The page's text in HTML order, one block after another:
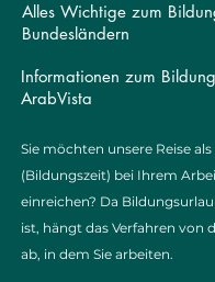
Alles Wichtige zum
Bundesländern
Informationen zum
ArabVista
Sie möchten unsere Reise
(Bildungszeit) bei Ihrem
einreichen? Da
ist, hängt das Verfahren von
ab, in dem Sie arbeiten.